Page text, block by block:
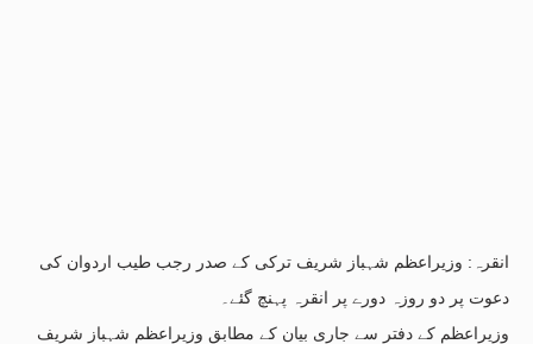
انقرہ: وزیراعظم شہباز شریف ترکی کے صدر رجب طیب اردوان کی
دعوت پر دو روزہ دورے پر انقرہ پہنچ گئے۔
وزیراعظم کے دفتر سے جاری بیان کے مطابق وزیراعظم شہباز شریف